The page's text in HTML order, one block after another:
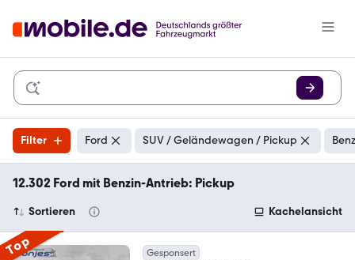
Filter Ford SUV / Geländewagen / Pickup
12.302 Ford mit Benzin-Antrieb: Pickup
Sortieren Kachelansicht
Top Gesponsert